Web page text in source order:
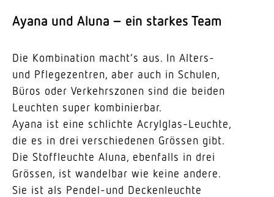
Ayana und Aluna – ein starkes Team
Die Kombi­nation macht’s aus. In Alters-
und Pfle­ge­zentren, aber auch in Schulen,
Büros oder Verkehrs­zonen sind die beiden
Leuchten super kombinierbar.
Ayana ist eine schlichte Acrylglas-Leuchte,
die es in drei verschie­denen Grössen gibt.
Die Stoff­leuchte Aluna, eben­falls in drei
Grössen, ist wandelbar wie keine andere.
Sie ist als Pendel-und Decken­leuchte